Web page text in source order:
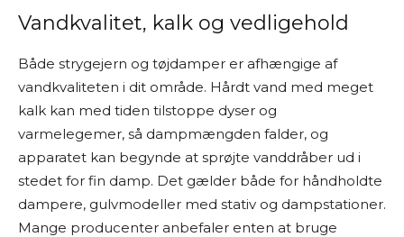
Vandkvalitet, kalk og vedligehold
Både strygejern og tøjdamper er afhængige af
vandkvaliteten i dit område. Hårdt vand med meget
kalk kan med tiden tilstoppe dyser og
varmelegemer, så dampmængden falder, og
apparatet kan begynde at sprøjte vanddråber ud i
stedet for fin damp. Det gælder både for håndholdte
dampere, gulvmodeller med stativ og dampstationer.
Mange producenter anbefaler enten at bruge